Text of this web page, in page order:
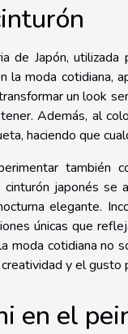
de Japón,
la moda cotidiana,
un look
Además, al
haciendo que
también
japonés se
elegante.
únicas que
moda cotidiana no
y el gusto
en el